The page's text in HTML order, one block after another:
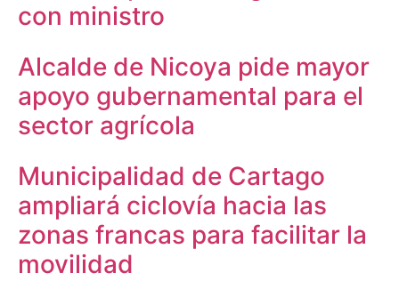
con ministro
Alcalde de Nicoya pide mayor
apoyo gubernamental para el
sector agrícola
Municipalidad de Cartago
ampliará ciclovía hacia las
zonas francas para facilitar la
movilidad